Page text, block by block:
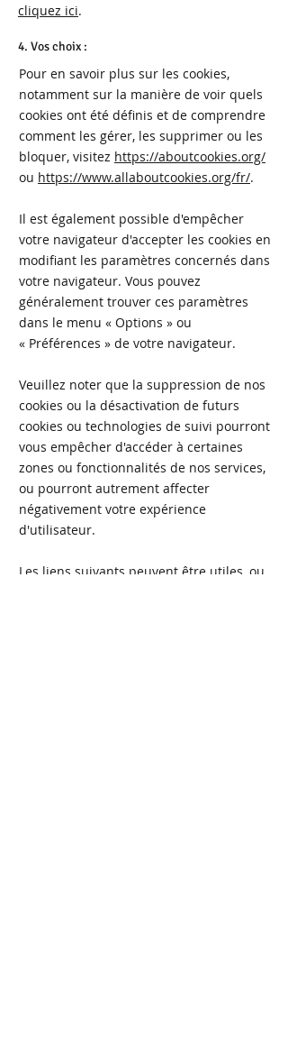
cliquez ici.
4. Vos choix :
Pour en savoir plus sur les cookies,
notamment sur la manière de voir quels
cookies ont été définis et de comprendre
comment les gérer, les supprimer ou les
bloquer, visitez https://aboutcookies.org/
ou https://www.allaboutcookies.org/fr/.
Il est également possible d'empêcher
votre navigateur d'accepter les cookies en
modifiant les paramètres concernés dans
votre navigateur. Vous pouvez
généralement trouver ces paramètres
dans le menu « Options » ou
« Préférences » de votre navigateur.
Veuillez noter que la suppression de nos
cookies ou la désactivation de futurs
cookies ou technologies de suivi pourront
vous empêcher d'accéder à certaines
zones ou fonctionnalités de nos services,
ou pourront autrement affecter
négativement votre expérience
d'utilisateur.
Les liens suivants peuvent être utiles, ou